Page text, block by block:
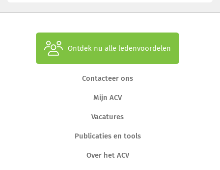
Ontdek nu alle ledenvoordelen
Contacteer ons
Mijn ACV
Vacatures
Publicaties en tools
Over het ACV